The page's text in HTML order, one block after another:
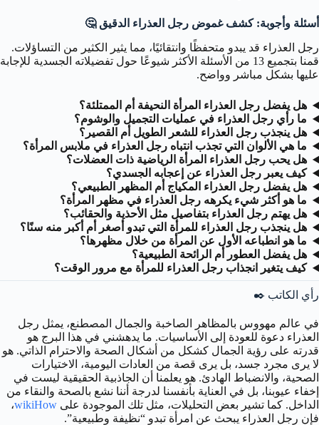
أسئلة وأجوبة: كشف غموض رجل العذراء الدقيق 🤔
رجل العذراء قد يبدو متحفظًا وانتقائيًا، مما يثير الكثير من التساؤلات.
قمنا بتجميع 13 من الأسئلة الأكثر شيوعًا حول تفضيلاته الجسدية للإجابة
عليها بشكل مباشر وواضح.
هل يفضل رجل العذراء المرأة النحيفة أم الممتلئة؟
ما رأي رجل العذراء في عمليات التجميل والوشوم؟
هل ينجذب رجل العذراء للشعر الطويل أم القصير؟
ما هي الألوان التي تجذب انتباه رجل العذراء في ملابس المرأة؟
هل يحب رجل العذراء المرأة الرياضية ذات العضلات؟
كيف يعبر رجل العذراء عن إعجابه الجسدي؟
هل يفضل رجل العذراء المكياج أم المظهر الطبيعي؟
ما هو أكثر شيء يكرهه رجل العذراء في مظهر المرأة؟
هل يهتم رجل العذراء بتفاصيل مثل الأحذية والحقائب؟
هل ينجذب رجل العذراء للمرأة التي تبدو أصغر أم أكبر منه سنًا؟
ما هو انطباعه الأول عن المرأة من خلال مظهرها؟
هل يفضل العطور أم الرائحة الطبيعية؟
كيف يتغير انجذاب رجل العذراء للمرأة مع مرور الوقت؟
رأي الكاتب ✒️
في عالم مهووس بالمظاهر الصاخبة والجمال المصطنع، يمثل رجل
العذراء دعوة للعودة إلى الأساسيات. ما يدهشني في هذا البرج هو
قدرته على رؤية الجمال كشكل من أشكال الصحة والاحترام الذاتي. هو
لا يرى مجرد جسد، بل يرى قصة من العادات اليومية، الاختيارات
الصحية، والانضباط الهادئ. هو يعلمنا أن الجاذبية الحقيقية ليست في
إخفاء عيوبنا، بل في العناية بأنفسنا لدرجة أننا نشع بالصحة والنقاء من
الداخل. كما تشير بعض التحليلات، مثل تلك الموجودة على wikiHow،
فإن رجل العذراء يبحث عن امرأة تبدو “نظيفة وطبيعية”.